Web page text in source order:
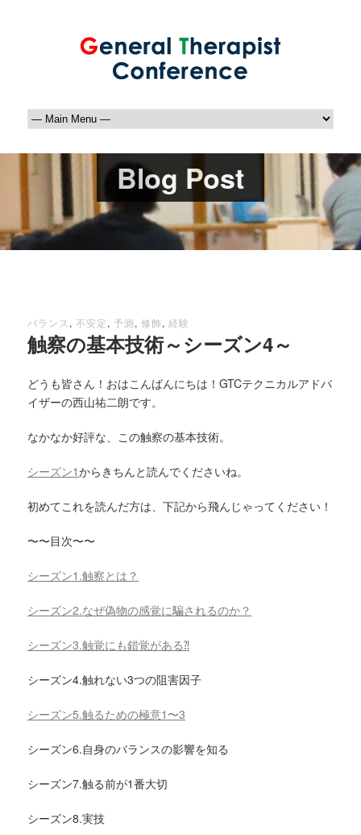
Blog Post
バランス , 不安定, 予測, 修飾, 経験
触察の基本技術～シーズン4～
どうも皆さん！おはこんばんにちは！GTCテクニカルアドバ
イザーの西山祐二朗です。
なかなか好評な、この触察の基本技術。
シーズン1からきちんと読んでくださいね。
初めてこれを読んだ方は、下記から飛んじゃってください！
〜〜目次〜〜
シーズン1.触察とは？
シーズン2.なぜ偽物の感覚に騙されるのか？
シーズン3.触覚にも錯覚がある⁈
シーズン4.触れない3つの阻害因子
シーズン5.触るための極意1 〜3
シーズン6.自身のバランスの影響を知る
シーズン7.触る前が1番大切
シーズン8.実技